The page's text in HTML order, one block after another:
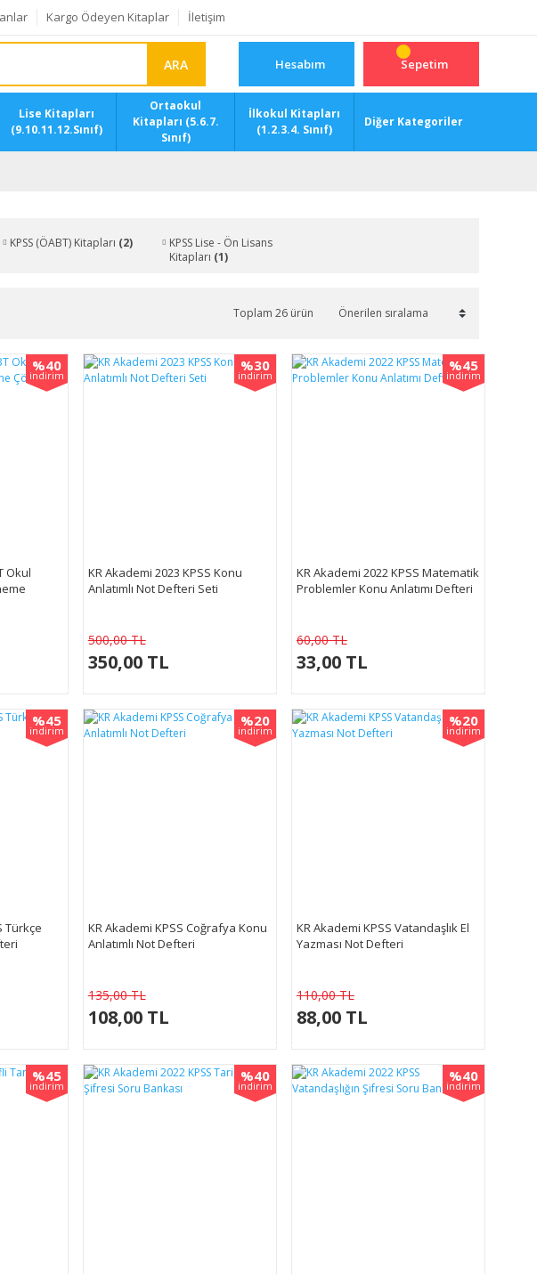
Kargo Ödeyen Kitaplar İletişim
ARA Hesabım Sepetim
Lise Kitapları
(9.10.11.12.Sınıf)
Ortaokul
Kitapları (5.6.7.
Sınıf)
İlkokul Kitapları
(1.2.3.4. Sınıf)
Diğer Kategoriler
KPSS (ÖABT) Kitapları (2)
KPSS Lise - Ön Lisans
Kitapları (1)
Toplam 26 ürün
%40
indirim
Okul
%30
indirim
KR Akademi 2023 KPSS Konu
Anlatımlı Not Defteri Seti
500,00 TL
350,00 TL
%45
indirim
KR Akademi 2022 KPSS Matematik
Problemler Konu Anlatımı Defteri
60,00 TL
33,00 TL
%45
indirim
Türkçe
%20
indirim
KR Akademi KPSS Coğrafya Konu
Anlatımlı Not Defteri
135,00 TL
108,00 TL
%20
indirim
KR Akademi KPSS Vatandaşlık El
Yazması Not Defteri
110,00 TL
88,00 TL
%45
indirim
%40
indirim
%40
indirim